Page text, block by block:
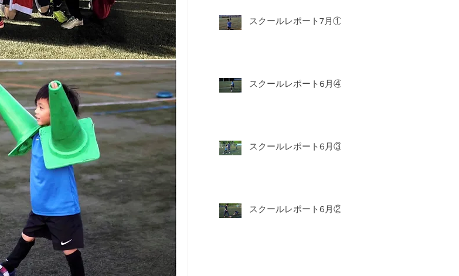
スクールレポート7月①
スクールレポート6月④
スクールレポート6月③
スクールレポート6月②